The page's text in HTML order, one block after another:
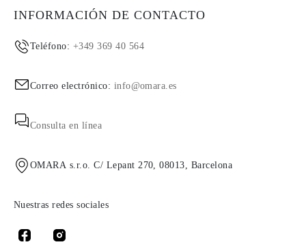
INFORMACIÓN DE CONTACTO
Teléfono: +349 369 40 564
Correo electrónico: info@omara.es
Consulta en línea
OMARA s.r.o. C/ Lepant 270, 08013, Barcelona
Nuestras redes sociales